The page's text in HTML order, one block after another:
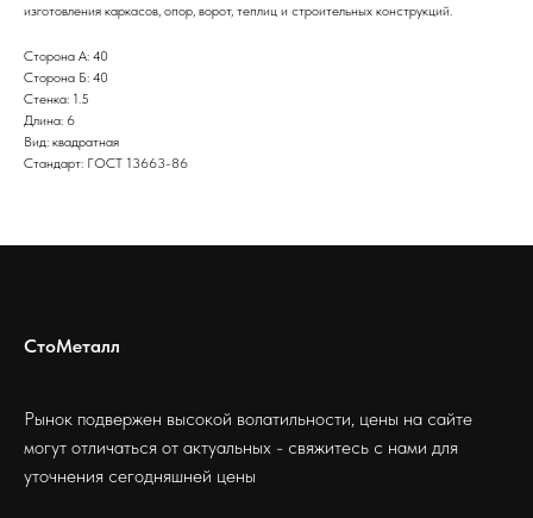
изготовления каркасов, опор, ворот, теплиц и строительных конструкций.
Сторона А: 40
Сторона Б: 40
Стенка: 1.5
Длина: 6
Вид: квадратная
Стандарт: ГОСТ 13663-86
СтоМеталл
Рынок подвержен высокой волатильности, цены на сайте
могут отличаться от актуальных - свяжитесь с нами для
уточнения сегодняшней цены